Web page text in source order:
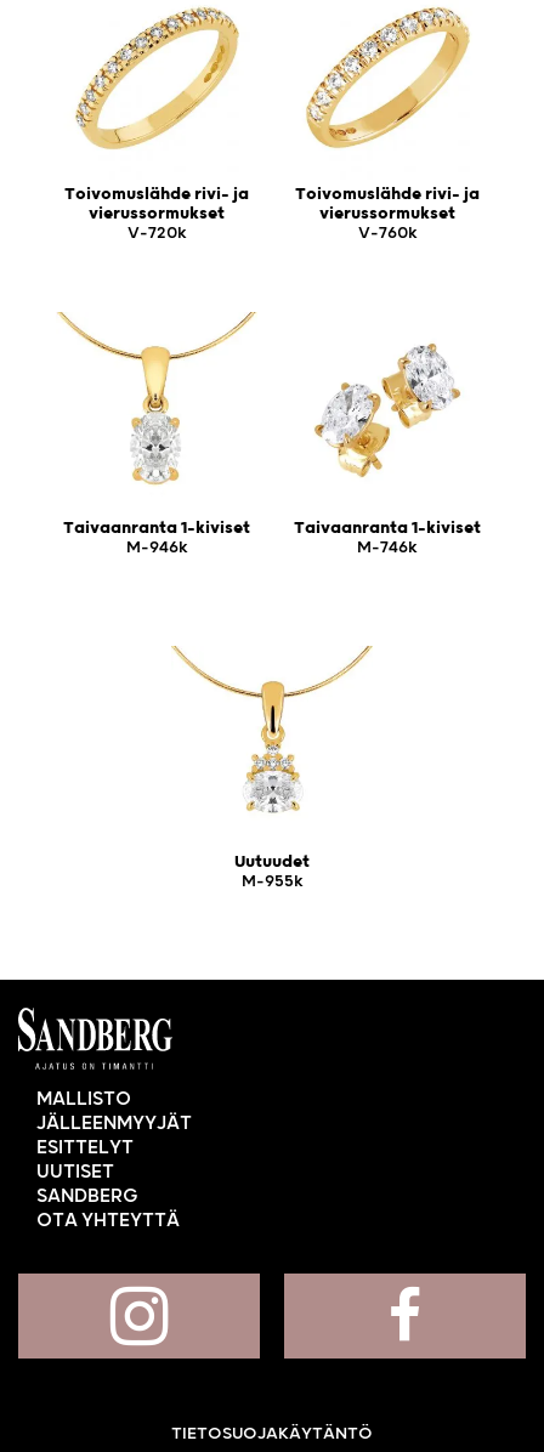
Toivomuslähde rivi- ja
vierussormukset
V-720k
Toivomuslähde rivi- ja
vierussormukset
V-760k
Taivaanranta 1-kiviset
M-946k
Taivaanranta 1-kiviset
M-746k
Uutuudet
M-955k
MALLISTO
JÄLLEENMYYJÄT
ESITTELYT
UUTISET
SANDBERG
OTA YHTEYTTÄ
TIETOSUOJAKÄYTÄNTÖ